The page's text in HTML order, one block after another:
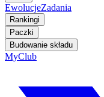
EwolucjeZadania
Rankingi
Paczki
Budowanie składu
MyClub